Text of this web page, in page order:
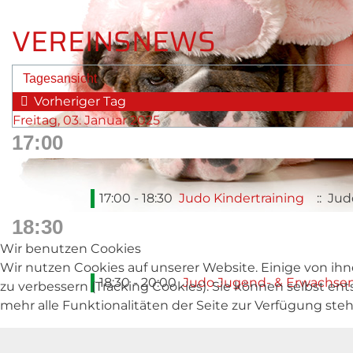
VEREINSNEWS
Tagesansicht
Vorheriger Tag
Freitag, 03. Januar 2025
17:00
17:00 - 18:30 Judo Kindertraining ::
18:30
18:30 - 20:00Judo Jugend- &
Wir benutzen Cookies
Wir nutzen Cookies auf unserer Website. Einige von
zu verbessern (Tracking Cookies). Sie können selbst
mehr alle Funktionalitäten der Seite zur Verfügung